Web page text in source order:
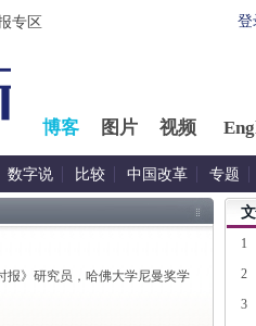
登
专区
博客 图片 视频
数字说 比较 中国改革 专题
报》研究员，哈佛大学尼曼奖学
1
2
3